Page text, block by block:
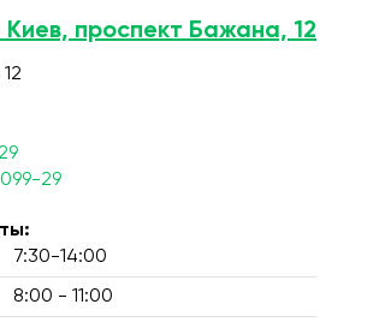
Киев, проспект Бажана, 12
29
7:30-14:00
8:00 - 11:00